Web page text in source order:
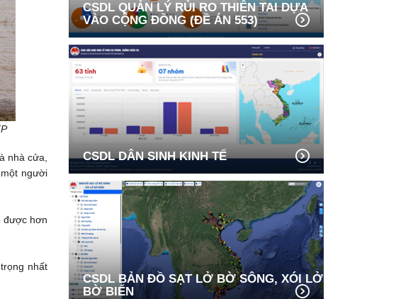
nhà cửa,
người
được hơn
nhất
CSDL QUẢN LÝ RỦI RO THIÊN TAI DỰA
VÀO CỘNG ĐỒNG (ĐỀ ÁN 553)
CSDL DÂN SINH KINH TẾ
CSDL BẢN ĐỒ SẠT LỞ BỜ SÔNG, XÓI LỞ
BỜ BIỂN